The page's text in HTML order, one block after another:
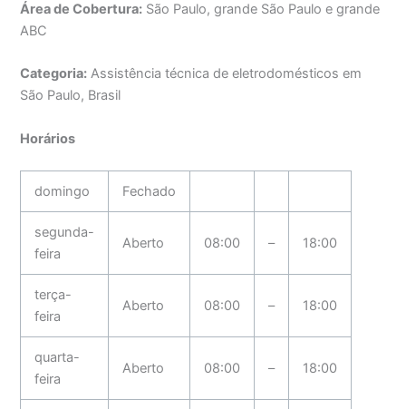
Área de Cobertura: São Paulo, grande São Paulo e grande
ABC
Categoria: Assistência técnica de eletrodomésticos em
São Paulo, Brasil
Horários
domingo Fechado
segunda-
feira
Aberto 08:00 – 18:00
terça-
feira
Aberto 08:00 – 18:00
quarta-
feira
Aberto 08:00 – 18:00